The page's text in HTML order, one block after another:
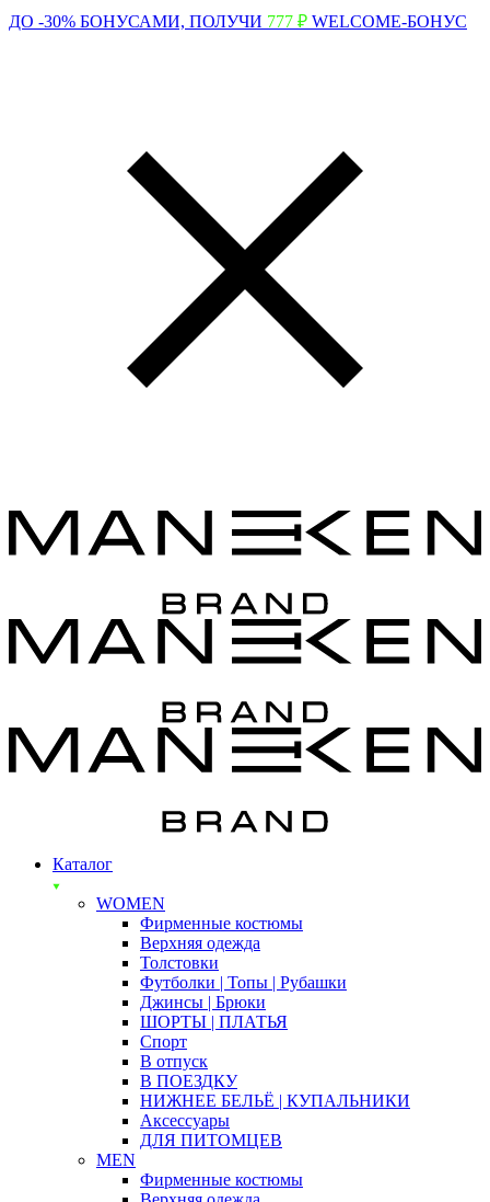
ДО -30% БОНУСАМИ, ПОЛУЧИ 777 ₽ WELCOME-БОНУС
Каталог
WOMEN
Фирменные костюмы
Верхняя одежда
Толстовки
Футболки | Топы | Рубашки
Джинсы | Брюки
ШОРТЫ | ПЛАТЬЯ
Спорт
В отпуск
В ПОЕЗДКУ
НИЖНЕЕ БЕЛЬЁ | КУПАЛЬНИКИ
Аксессуары
ДЛЯ ПИТОМЦЕВ
MEN
Фирменные костюмы